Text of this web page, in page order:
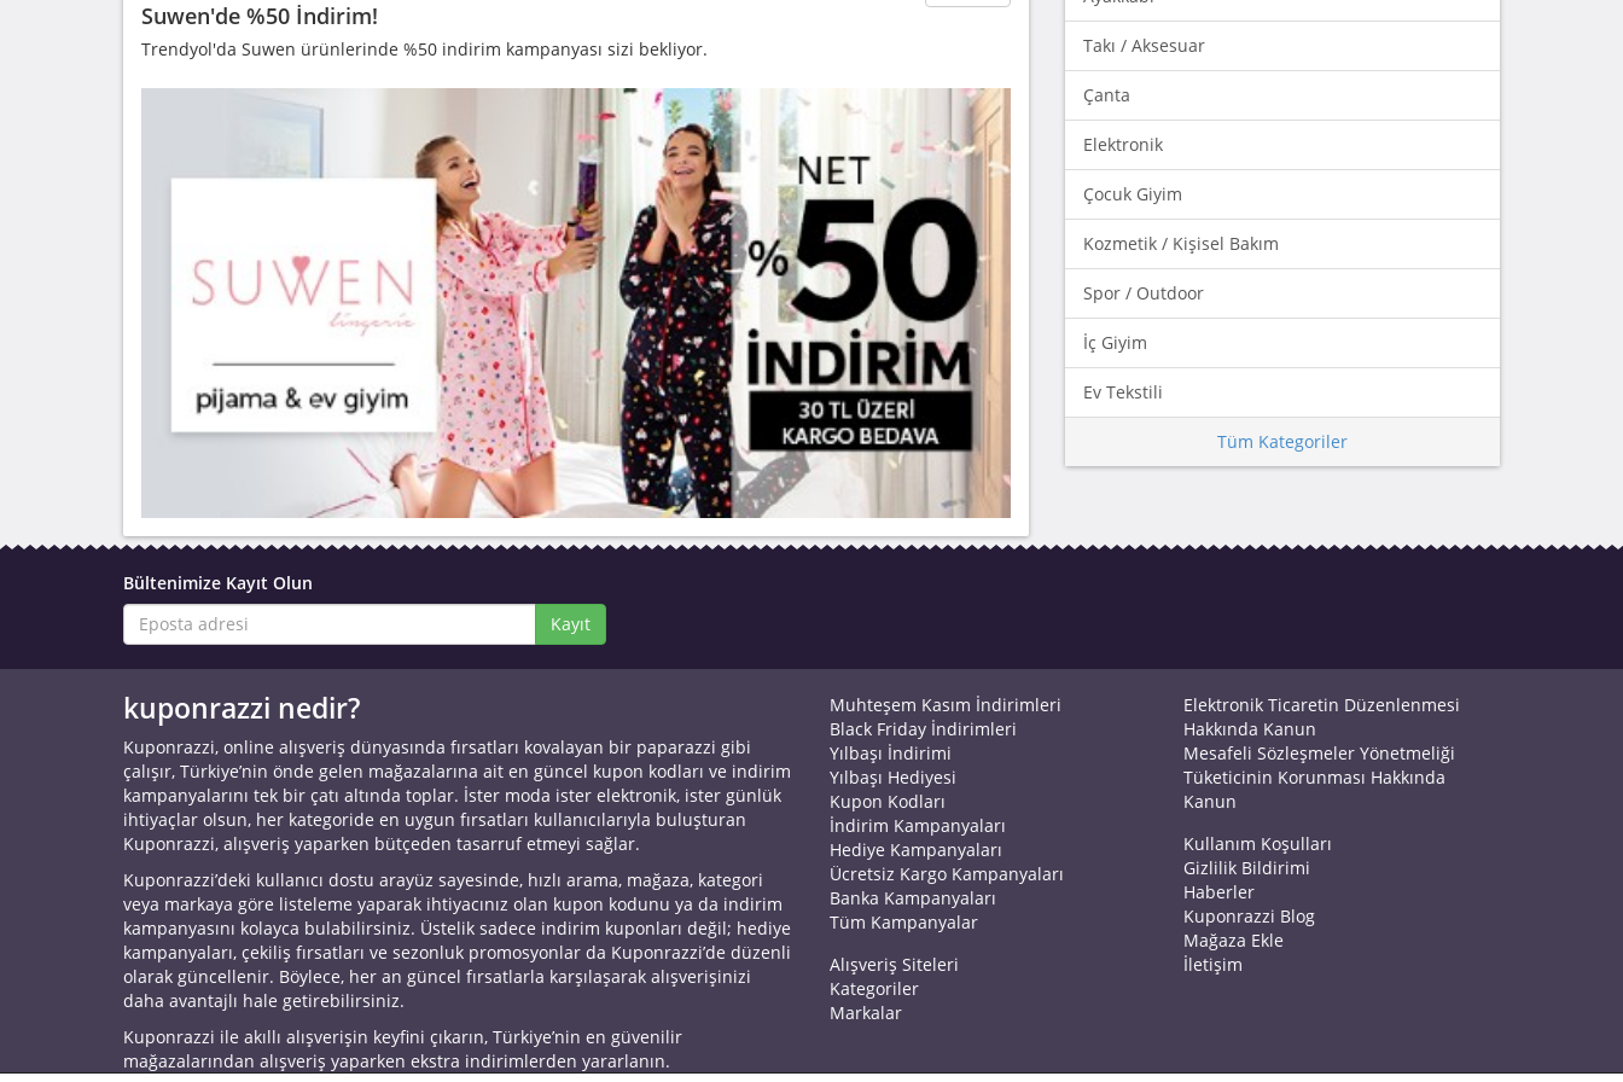
Suwen'de %50 İndirim!
Trendyol'da Suwen ürünlerinde %50 indirim kampanyası sizi bekliyor. Takı / Aksesuar
Çanta
Elektronik
Çocuk Giyim
Kozmetik / Kişisel Bakım
Spor / Outdoor
İç Giyim
Ev Tekstili
Tüm Kategoriler
Bültenimize Kayıt Olun
Kayıt
kuponrazzi nedir?
Kuponrazzi, online alışveriş dünyasında fırsatları kovalayan bir paparazzi gibi
çalışır, Türkiye’nin önde gelen mağazalarına ait en güncel kupon kodları ve indirim
kampanyalarını tek bir çatı altında toplar. İster moda ister elektronik, ister günlük
ihtiyaçlar olsun, her kategoride en uygun fırsatları kullanıcılarıyla buluşturan
Kuponrazzi, alışveriş yaparken bütçeden tasarruf etmeyi sağlar.
Kuponrazzi’deki kullanıcı dostu arayüz sayesinde, hızlı arama, mağaza, kategori
veya markaya göre listeleme yaparak ihtiyacınız olan kupon kodunu ya da indirim
kampanyasını kolayca bulabilirsiniz. Üstelik sadece indirim kuponları değil; hediye
kampanyaları, çekiliş fırsatları ve sezonluk promosyonlar da Kuponrazzi’de düzenli
olarak güncellenir. Böylece, her an güncel fırsatlarla karşılaşarak alışverişinizi
daha avantajlı hale getirebilirsiniz.
Kuponrazzi ile akıllı alışverişin keyfini çıkarın, Türkiye’nin en güvenilir
mağazalarından alışveriş yaparken ekstra indirimlerden yararlanın.
Muhteşem Kasım İndirimleri
Black Friday İndirimleri
Yılbaşı İndirimi
Yılbaşı Hediyesi
Kupon Kodları
İndirim Kampanyaları
Hediye Kampanyaları
Ücretsiz Kargo Kampanyaları
Banka Kampanyaları
Tüm Kampanyalar
Alışveriş Siteleri
Kategoriler
Markalar
Elektronik Ticaretin Düzenlenmesi
Hakkında Kanun
Mesafeli Sözleşmeler Yönetmeliği
Tüketicinin Korunması Hakkında
Kanun
Kullanım Koşulları
Gizlilik Bildirimi
Haberler
Kuponrazzi Blog
Mağaza Ekle
İletişim